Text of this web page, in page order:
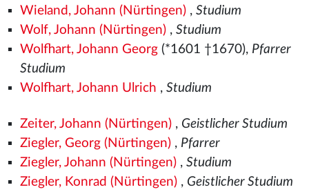
Wieland, Johann (Nürtingen), Studium
Wolf, Johann (Nürtingen), Studium
Wolfhart, Johann Georg(*1601 †1670), Pfarrer
Studium
Wolfhart, Johann Ulrich , Studium
Zeiter, Johann (Nürtingen), Geistlicher Studium
Ziegler, Georg (Nürtingen), Pfarrer
Ziegler, Johann (Nürtingen), Studium
Ziegler, Konrad (Nürtingen), Geistlicher Studium